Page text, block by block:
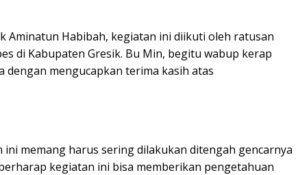
Aminatun Habibah, kegiatan ini diikuti oleh ratusan
di Kabupaten Gresik. Bu Min, begitu wabup kerap
dengan mengucapkan terima kasih atas
memang harus sering dilakukan ditengah gencarnya
kegiatan ini bisa memberikan pengetahuan